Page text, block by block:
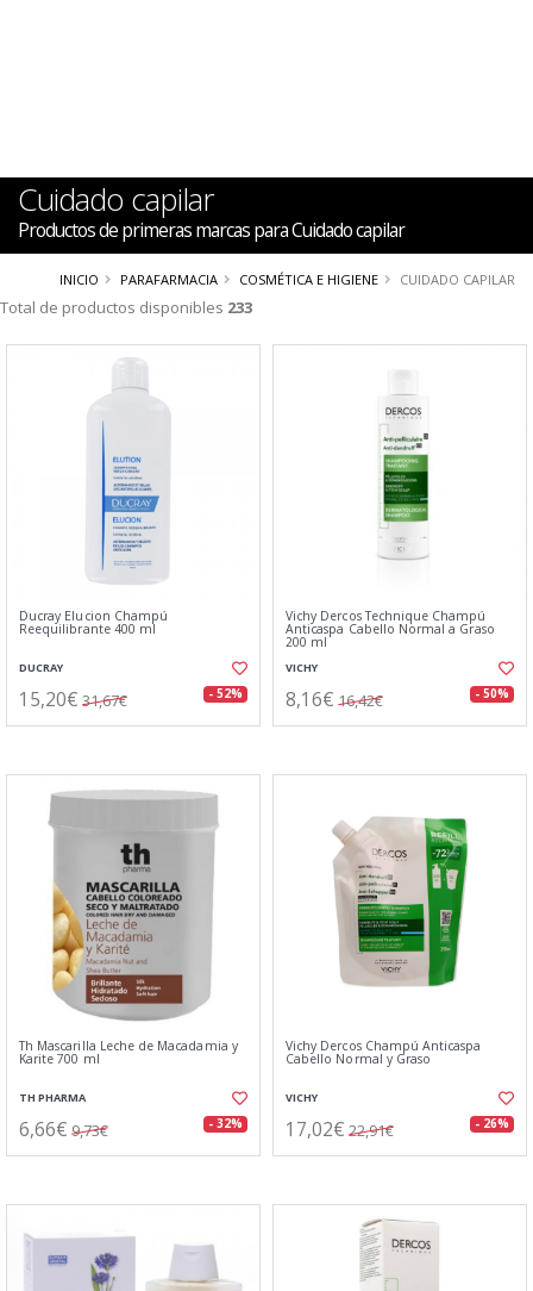
Cuidado capilar
Productos de primeras marcas para Cuidado capilar
INICIO PARAFARMACIA COSMÉTICA E HIGIENE CUIDADO CAPILAR
Total de productos disponibles 233
Ducray Elucion Champú
Reequilibrante 400 ml
DUCRAY
15,20€ 31,67€ - 52%
Vichy Dercos Technique Champú
Anticaspa Cabello Normal a Graso
200 ml
VICHY
8,16€ 16,42€ - 50%
Th Mascarilla Leche de Macadamia y
Karite 700 ml
TH PHARMA
6,66€ 9,73€ - 32%
Vichy Dercos Champú Anticaspa
Cabello Normal y Graso
VICHY
17,02€ 22,91€ - 26%